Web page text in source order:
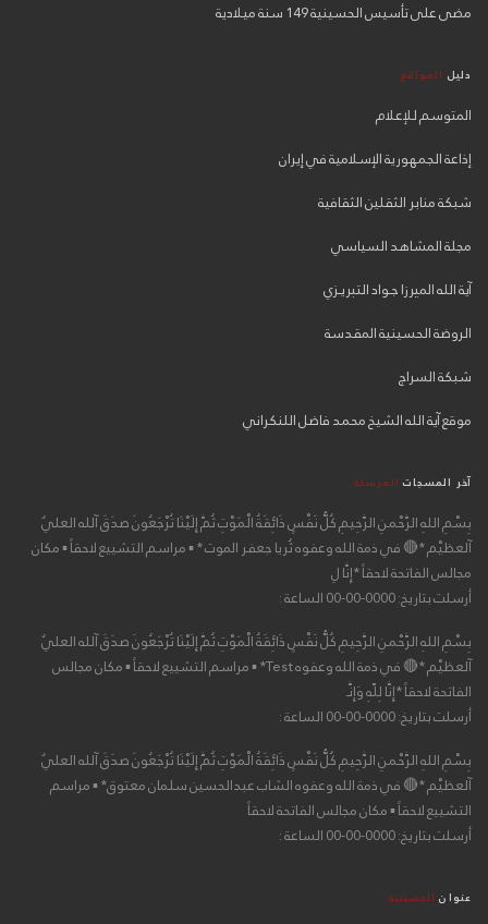
مضى على تأسيس الحسينية 149 سنة ميلادية
دليل المواقع
المتوسم للإعلام
إذاعة الجمهورية الإسلامية في إيران
شبكة منابر الثقلين الثقافية
مجلة المشاهد السياسي
آية الله الميرزا جـواد التبريـزي
الروضة الحسينية المقدسة
شبكة السراج
موقع آية الله الشيخ محمد فاضل اللنكراني
آخر المسجات المرسلة
بِسْمِ اللهِ الرَّحْمنِ الرَّحِيمِ كُلُّ نَفْسٍ ذَائِقَةُ الْمَوْتِ ثُمَّ إِلَيْنَا تُرْجَعُونَ صدَقَ آلله العليٌ
آلعظيْم *🔴 في ذمة الله وعفوه ثُريا جعفر الموت * ▪ مراسم التشييع لاحقاً ▪ مكان
مجالس الفاتحة لاحقاً *إِنَّا لِ
أرسلت بتاريخ: 0000-00-00 الساعة :
بِسْمِ اللهِ الرَّحْمنِ الرَّحِيمِ كُلُّ نَفْسٍ ذَائِقَةُ الْمَوْتِ ثُمَّ إِلَيْنَا تُرْجَعُونَ صدَقَ آلله العليٌ
آلعظيْم *🔴 في ذمة الله وعفوه Test* ▪ مراسم التشييع لاحقاً ▪ مكان مجالس
الفاتحة لاحقاً *إِنَّا لِلّهِ وَإِنَّـ
أرسلت بتاريخ: 0000-00-00 الساعة :
بِسْمِ اللهِ الرَّحْمنِ الرَّحِيمِ كُلُّ نَفْسٍ ذَائِقَةُ الْمَوْتِ ثُمَّ إِلَيْنَا تُرْجَعُونَ صدَقَ آلله العليٌ
آلعظيْم *🔴 في ذمة الله وعفوه الشاب عبدالحسين سلمان معتوق* ▪ مراسم
التشييع لاحقاً ▪ مكان مجالس الفاتحة لاحقاً
أرسلت بتاريخ: 0000-00-00 الساعة :
عنوان الحسينية